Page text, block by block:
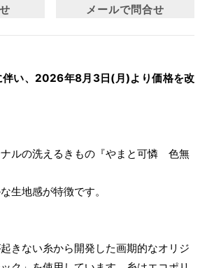
メールで問合せ
伴い、2026年8月3日(月)より価格を改
ルの洗えるきもの『やまと可憐 色無
生地感が特徴です。
きない糸から開発した画期的なオリジ